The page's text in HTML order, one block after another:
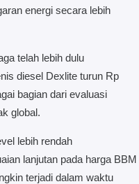
energi secara lebih
telah lebih dulu
diesel Dexlite turun Rp
bagian dari evaluasi
global.
lebih rendah
lanjutan pada harga BBM
terjadi dalam waktu